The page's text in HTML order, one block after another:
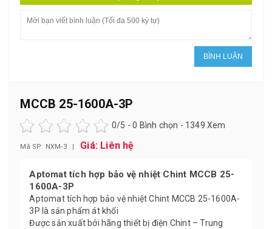
MCCB 25-1600A-3P
0/5 -0 Bình chọn - 1349 Xem
Mã SP: NXM-3 | Giá: Liên hệ
Aptomat tích hợp bảo vệ nhiệt Chint MCCB 25-
1600A-3P
Aptomat tích hợp bảo vệ nhiệt Chint MCCB 25-1600A-
3P là sản phẩm át khối
Được sản xuất bởi hãng thiết bị điện Chint – Trung